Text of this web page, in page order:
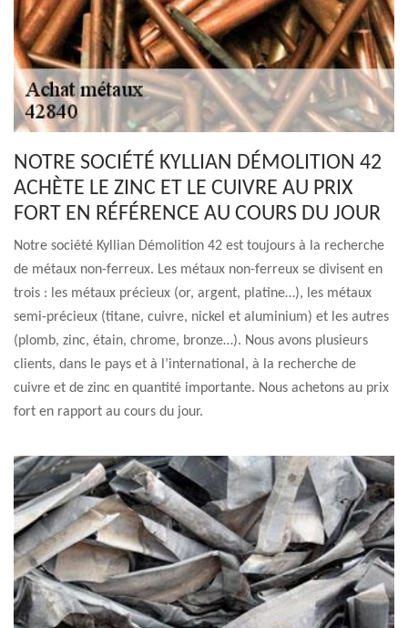
NOTRE SOCIÉTÉ KYLLIAN DÉMOLITION 42
ACHÈTE LE ZINC ET LE CUIVRE AU PRIX
FORT EN RÉFÉRENCE AU COURS DU JOUR
Notre société Kyllian Démolition 42 est toujours à la recherche
de métaux non-ferreux. Les métaux non-ferreux se divisent en
trois : les métaux précieux (or, argent, platine…), les métaux
semi-précieux (titane, cuivre, nickel et aluminium) et les autres
(plomb, zinc, étain, chrome, bronze…). Nous avons plusieurs
clients, dans le pays et à l’international, à la recherche de
cuivre et de zinc en quantité importante. Nous achetons au prix
fort en rapport au cours du jour.